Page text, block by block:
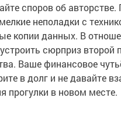
споров об авторстве.
неполадки с
копии данных. В
сюрприз второй
Ваше финансовое
в долг и не давайте
прогулки в новом месте.